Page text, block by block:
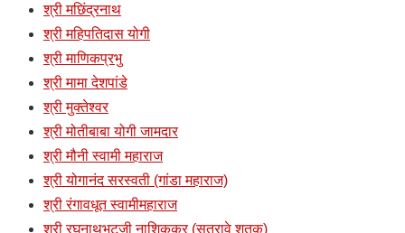
श्री मछिंद्रनाथ
श्री महिपतिदास योगी
श्री माणिकप्रभु
श्री मामा देशपांडे
श्री मुक्तेश्वर
श्री मोतीबाबा योगी जामदार
श्री मौनी स्वामी महाराज
श्री योगानंद सरस्वती (गांडा महाराज)
श्री रंगावधूत स्वामीमहाराज
श्री रघुनाथभटजी नाशिककर (सतरावे शतक)